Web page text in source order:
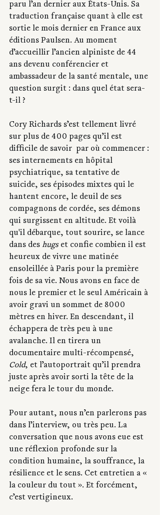
paru l’an dernier aux États-Unis. Sa
traduction française quant à elle est
sortie le mois dernier en France aux
éditions Paulsen. Au moment
d’accueillir l’ancien alpiniste de 44
ans devenu conférencier et
ambassadeur de la santé mentale, une
question surgit : dans quel état sera-
t-il ?
Cory Richards s’est tellement livré
sur plus de 400 pages qu’il est
difficile de savoir  par où commencer :
ses internements en hôpital
psychiatrique, sa tentative de
suicide, ses épisodes mixtes qui le
hantent encore, le deuil de ses
compagnons de cordée, ses démons
qui surgissent en altitude. Et voilà
qu'il débarque, tout sourire, se lance
dans des hugs et confie combien il est
heureux de vivre une matinée
ensoleillée à Paris pour la première
fois de sa vie. Nous avons en face de
nous le premier et le seul Américain à
avoir gravi un sommet de 8000
mètres en hiver. En descendant, il
échappera de très peu à une
avalanche. Il en tirera un
documentaire multi-récompensé,
Cold, et l’autoportrait qu’il prendra
juste après avoir sorti la tête de la
neige fera le tour du monde.
Pour autant, nous n’en parlerons pas
dans l’interview, ou très peu. La
conversation que nous avons eue est
une réflexion profonde sur la
condition humaine, la souffrance, la
résilience et le sens. Cet entretien a «
la couleur du tout ». Et forcément,
c’est vertigineux.